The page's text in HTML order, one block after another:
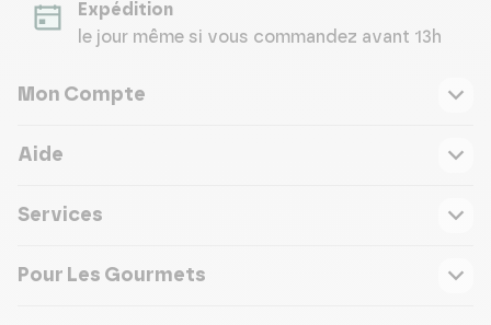
Expédition
le jour même si vous commandez avant 13h
Mon Compte
Aide
Services
Pour Les Gourmets